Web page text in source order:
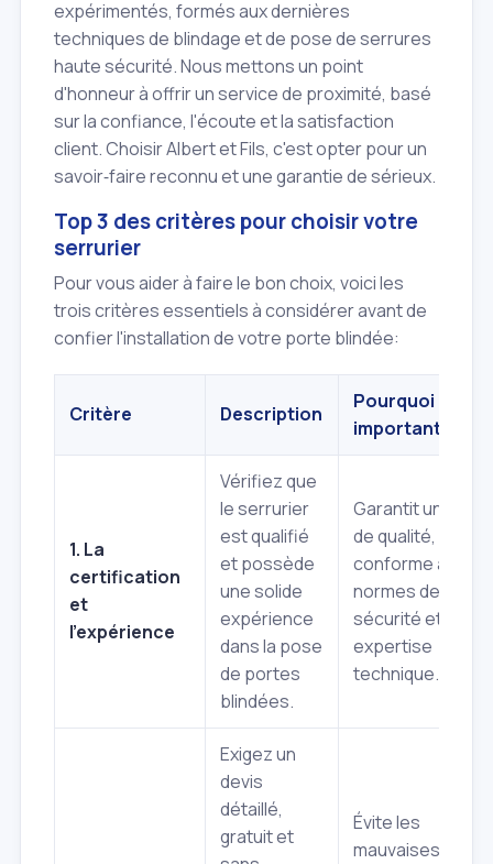
expérimentés, formés aux dernières
techniques de blindage et de pose de serrures
haute sécurité. Nous mettons un point
d'honneur à offrir un service de proximité, basé
sur la confiance, l'écoute et la satisfaction
client. Choisir Albert et Fils, c'est opter pour un
savoir‑faire reconnu et une garantie de sérieux.
Top 3 des critères pour choisir votre
serrurier
Pour vous aider à faire le bon choix, voici les
trois critères essentiels à considérer avant de
confier l'installation de votre porte blindée:
Critère Description
Pourquoi c'est
important
1. La
certification
et
l'expérience
Vérifiez que
le serrurier
est qualifié
et possède
une solide
expérience
dans la pose
de portes
blindées.
Garantit un travail
de qualité,
conforme aux
normes de
sécurité et une
expertise
technique.
Exigez un
devis
détaillé,
gratuit et
Évite les
mauvaises